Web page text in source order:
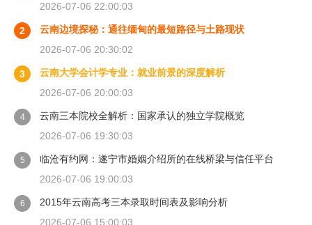
2026-07-06 22:00:03
2
云南边境探秘：通往缅甸的最短路径与土路现状
2026-07-06 20:30:02
3
云南大学会计学专业：就业前景的深度解析
2026-07-06 20:00:03
4
云南三本院校全解析：国家承认的独立学院概览
2026-07-06 19:30:03
5
临沧有约网：遂宁市婚姻介绍所的在线桥梁与信任平台
2026-07-06 19:00:03
6
2015年云南高考三本录取时间表及影响分析
2026-07-06 15:00:03